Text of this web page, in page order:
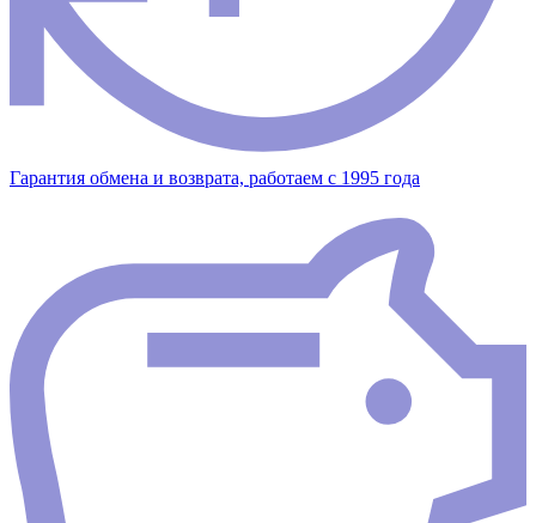
Гарантия обмена и возврата, работаем с 1995 года